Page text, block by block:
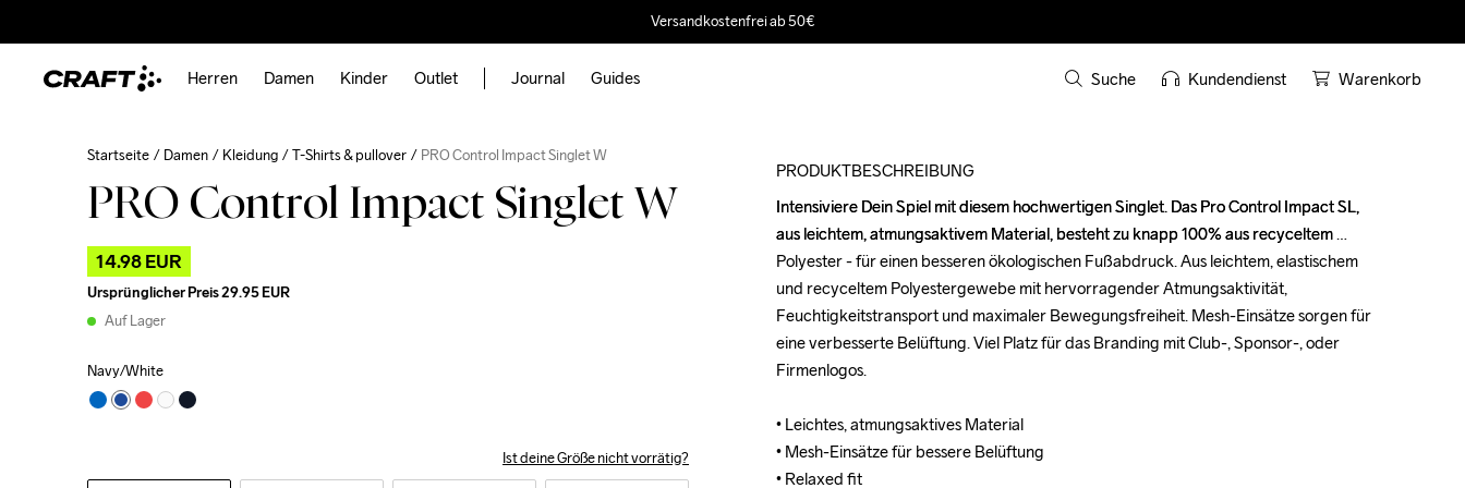
Versandkostenfrei ab 50€
Herren Damen Kinder Outlet Journal Guides Suche Kundendienst Warenkorb
Startseite Damen Kleidung T-Shirts & pullover PRO Control Impact Singlet W
PRO Control Impact Singlet W
14.98 EUR
Ursprünglicher Preis29.95 EUR
Auf Lager
Navy/White
Ist deine Größe nicht vorrätig?
PRODUKTBESCHREIBUNG
Intensiviere Dein Spiel mit diesem hochwertigen Singlet. Das Pro Control Impact SL,
aus leichtem, atmungsaktivem Material, besteht zu knapp 100% aus recyceltem
Polyester - für einen besseren ökologischen Fußabdruck. Aus leichtem, elastischem
und recyceltem Polyestergewebe mit hervorragender Atmungsaktivität,
Feuchtigkeitstransport und maximaler Bewegungsfreiheit. Mesh-Einsätze sorgen für
eine verbesserte Belüftung. Viel Platz für das Branding mit Club-, Sponsor-, oder
Firmenlogos.
• Leichtes, atmungsaktives Material
• Mesh-Einsätze für bessere Belüftung
• Relaxed fit
Intensiviere Dein Spiel mit diesem hochwertigen Singlet. Das Pro Control Impact SL,
aus leichtem, atmungsaktivem Material, besteht zu knapp 100% aus recyceltem
Polyester - für einen besseren ökologischen Fußabdruck. Aus leichtem, elastischem
und recyceltem Polyestergewebe mit hervorragender Atmungsaktivität,
Feuchtigkeitstransport und maximaler Bewegungsfreiheit. Mesh-Einsätze sorgen für
eine verbesserte Belüftung. Viel Platz für das Branding mit Club-, Sponsor-, oder
Firmenlogos.
• Leichtes, atmungsaktives Material
• Mesh-Einsätze für bessere Belüftung
• Relaxed fit